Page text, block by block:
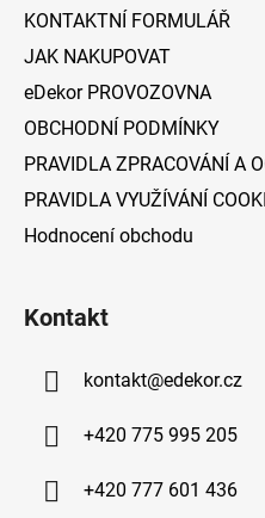
KONTAKTNÍ FORMULÁŘ
JAK NAKUPOVAT
eDekor PROVOZOVNA
OBCHODNÍ PODMÍNKY
PRAVIDLA ZPRACOVÁNÍ A
PRAVIDLA VYUŽÍVÁNÍ
Hodnocení obchodu
Kontakt
kontakt@edekor.cz
+420 775 995 205
+420 777 601 436